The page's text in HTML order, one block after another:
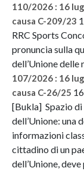
110/2026 : 16
causa C-209/23
RRC Sports
pronuncia sulla
dell’Unione
107/2026 : 16
causa C-26/25
[Bukla] Spazio
dell’Unione: una
informazioni
cittadino di un
dell’Unione,